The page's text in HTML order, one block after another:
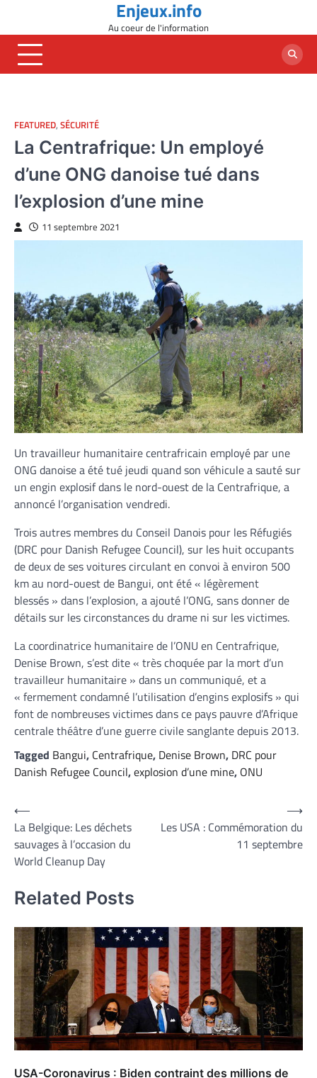
content
Enjeux.info
Au coeur de l'information
FEATURED, SÉCURITÉ
La Centrafrique: Un employé
d’une ONG danoise tué dans
l’explosion d’une mine
11 septembre 2021
Un travailleur humanitaire centrafricain employé par une
ONG danoise a été tué jeudi quand son véhicule a sauté sur
un engin explosif dans le nord-ouest de la Centrafrique, a
annoncé l’organisation vendredi.
Trois autres membres du Conseil Danois pour les Réfugiés
(DRC pour Danish Refugee Council), sur les huit occupants
de deux de ses voitures circulant en convoi à environ 500
km au nord-ouest de Bangui, ont été « légèrement
blessés » dans l’explosion, a ajouté l’ONG, sans donner de
détails sur les circonstances du drame ni sur les victimes.
La coordinatrice humanitaire de l’ONU en Centrafrique,
Denise Brown, s’est dite « très choquée par la mort d’un
travailleur humanitaire » dans un communiqué, et a
« fermement condamné l’utilisation d’engins explosifs » qui
font de nombreuses victimes dans ce pays pauvre d’Afrique
centrale théâtre d’une guerre civile sanglante depuis 2013.
Tagged Bangui, Centrafrique, Denise Brown, DRC pour
Danish Refugee Council,explosion d’une mine, ONU
Navigation
de
l’article
⟵
La Belgique: Les déchets
sauvages à l’occasion du
World Cleanup Day
Les USA : Commémoration du
11 septembre
⟶
Related Posts
USA-Coronavirus : Biden contraint des millions de